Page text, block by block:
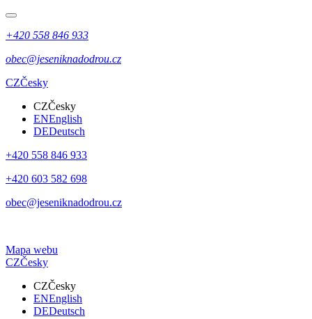
+420 558 846 933
obec@jeseniknadodrou.cz
CZČesky
CZČesky
ENEnglish
DEDeutsch
+420 558 846 933
+420 603 582 698
obec@jeseniknadodrou.cz
Mapa webu
CZČesky
CZČesky
ENEnglish
DEDeutsch